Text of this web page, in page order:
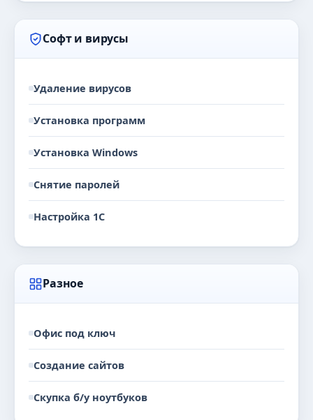
Софт и вирусы
Удаление вирусов
Установка программ
Установка Windows
Снятие паролей
Настройка 1С
Разное
Офис под ключ
Создание сайтов
Скупка б/у ноутбуков